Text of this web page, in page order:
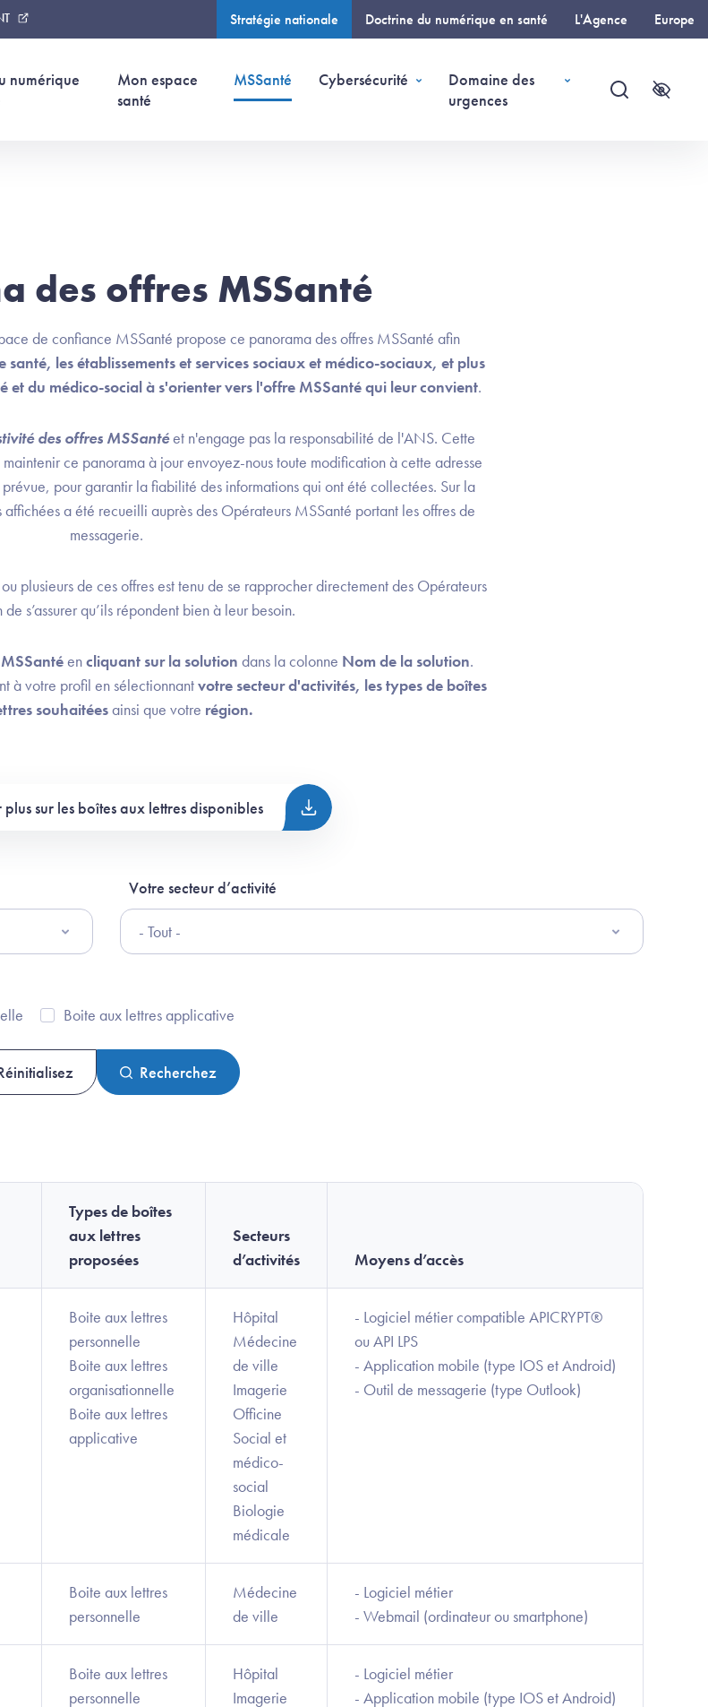
Stratégie nationale Doctrine du numérique en santé L'Agence Europe
numérique
Mon espace
santé
MSSanté(page courante)
Cybersécurité
Domaine des
urgences
Recherche
des offres MSSanté
de confiance MSSanté propose ce panorama des offres MSSanté afin
les établissements et services sociaux et médico-sociaux, et plus
et du médico-social à s'orienter vers l'offre MSSanté qui leur convient.
des offres MSSantéet n'engage pas la responsabilité de l'ANS. Cette
ce panorama à jour envoyez-nous toute modification à cette adresse
pour garantir la fiabilité des informations qui ont été collectées. ​Sur la
a été recueilli auprès des Opérateurs MSSanté portant les offres de
messagerie.
plusieurs de ces offres est tenu de se rapprocher directement des Opérateurs
s’assurer qu’ils répondent bien à leur besoin.
encliquant sur la solution dans la colonne Nom de la solution.
à votre profil en sélectionnantvotre secteur d'activités, les types de boîtes
souhaitéesainsi que votre région.
sur les boîtes aux lettres disponibles
Votre secteur d’activité
Boite aux lettres applicative
Recherchez
Types de boîtes
aux lettres
proposées
Secteurs
d’activités
Moyens d’accès
Boite aux lettres
personnelle
Boite aux lettres
organisationnelle
Boite aux lettres
applicative
Hôpital
Médecine
de ville
Imagerie
Officine
Social et
médico-
social
Biologie
médicale
- Logiciel métier compatible APICRYPT®
ou API LPS
- Application mobile (type IOS et Android)
- Outil de messagerie (type Outlook)
Boite aux lettres
personnelle
Médecine
de ville
- Logiciel métier
- Webmail (ordinateur ou smartphone)
Boite aux lettres
personnelle
Hôpital
Imagerie
- Logiciel métier
- Application mobile (type IOS et Android)